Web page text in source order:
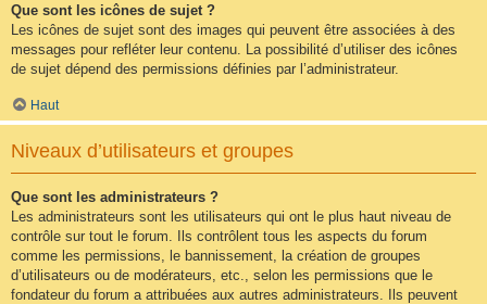
Que sont les icônes de sujet ?
Les icônes de sujet sont des images qui peuvent être associées à des
messages pour refléter leur contenu. La possibilité d’utiliser des icônes
de sujet dépend des permissions définies par l’administrateur.
Haut
Niveaux d’utilisateurs et groupes
Que sont les administrateurs ?
Les administrateurs sont les utilisateurs qui ont le plus haut niveau de
contrôle sur tout le forum. Ils contrôlent tous les aspects du forum
comme les permissions, le bannissement, la création de groupes
d’utilisateurs ou de modérateurs, etc., selon les permissions que le
fondateur du forum a attribuées aux autres administrateurs. Ils peuvent